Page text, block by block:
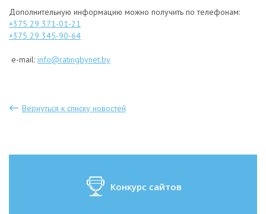
Дополнительную информацию можно получить по телефонам:
+375 29 371-01-21
+375 29 345-90-64
e-mail: info@ratingbynet.by
Вернуться к списку новостей
Конкурс сайтов